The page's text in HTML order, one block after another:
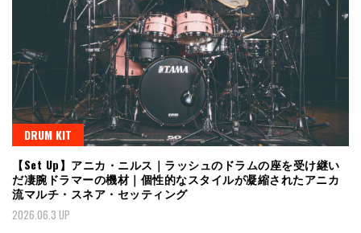
DRUM KIT
【Set Up】アニカ・ニルス｜ラッシュのドラムの座を受け継い
だ凄腕ドラマーの機材｜個性的なスタイルが凝縮されたアニカ
流マルチ・スネア・セッティング
2026.06.3 UP